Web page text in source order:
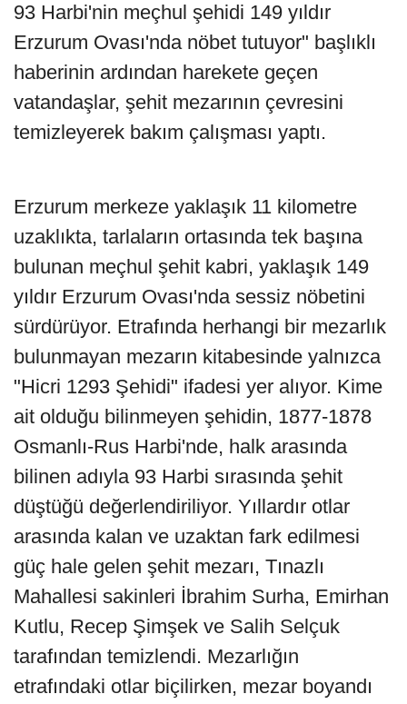
93 Harbi'nin meçhul şehidi 149 yıldır
Erzurum Ovası'nda nöbet tutuyor" başlıklı
haberinin ardından harekete geçen
vatandaşlar, şehit mezarının çevresini
temizleyerek bakım çalışması yaptı.
Erzurum merkeze yaklaşık 11 kilometre
uzaklıkta, tarlaların ortasında tek başına
bulunan meçhul şehit kabri, yaklaşık 149
yıldır Erzurum Ovası'nda sessiz nöbetini
sürdürüyor. Etrafında herhangi bir mezarlık
bulunmayan mezarın kitabesinde yalnızca
"Hicri 1293 Şehidi" ifadesi yer alıyor. Kime
ait olduğu bilinmeyen şehidin, 1877-1878
Osmanlı-Rus Harbi'nde, halk arasında
bilinen adıyla 93 Harbi sırasında şehit
düştüğü değerlendiriliyor. Yıllardır otlar
arasında kalan ve uzaktan fark edilmesi
güç hale gelen şehit mezarı, Tınazlı
Mahallesi sakinleri İbrahim Surha, Emirhan
Kutlu, Recep Şimşek ve Salih Selçuk
tarafından temizlendi. Mezarlığın
etrafındaki otlar biçilirken, mezar boyandı